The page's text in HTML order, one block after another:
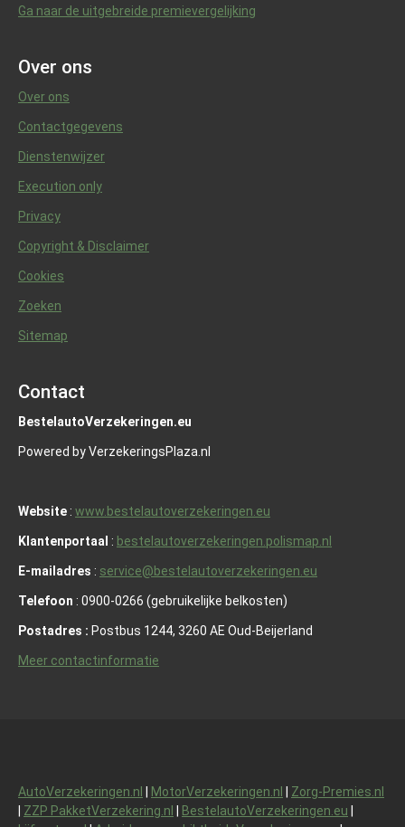
Ga naar de uitgebreide premievergelijking
Over ons
Over ons
Contactgegevens
Dienstenwijzer
Execution only
Privacy
Copyright & Disclaimer
Cookies
Zoeken
Sitemap
Contact
BestelautoVerzekeringen.eu
Powered by VerzekeringsPlaza.nl
Website : www.bestelautoverzekeringen.eu
Klantenportaal : bestelautoverzekeringen.polismap.nl
E-mailadres : service@bestelautoverzekeringen.eu
Telefoon : 0900-0266 (gebruikelijke belkosten)
Postadres : Postbus 1244, 3260 AE Oud-Beijerland
Meer contactinformatie
AutoVerzekeringen.nl MotorVerzekeringen.nl
Zorg-Premies.nl
ZZP PakketVerzekering.nl BestelautoVerzekeringen.eu